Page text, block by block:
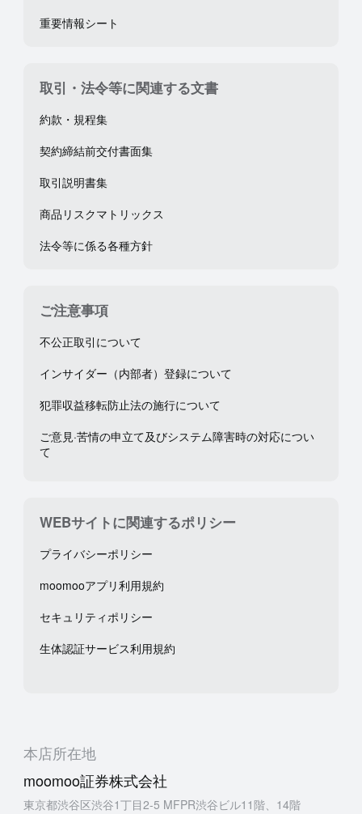
重要情報シート
取引・法令等に関連する文書
約款・規程集
契約締結前交付書面集
取引説明書集
商品リスクマトリックス
法令等に係る各種方針
ご注意事項
不公正取引について
インサイダー（内部者）登録について
犯罪収益移転防止法の施行について
ご意見·苦情の申立て及びシステム障害時の対応につい
て
WEBサイトに関連するポリシー
プライバシーポリシー
moomooアプリ利用規約
セキュリティポリシー
生体認証サービス利用規約
本店所在地
moomoo証券株式会社
東京都渋谷区渋谷1丁目2-5 MFPR渋谷ビル11階、14階